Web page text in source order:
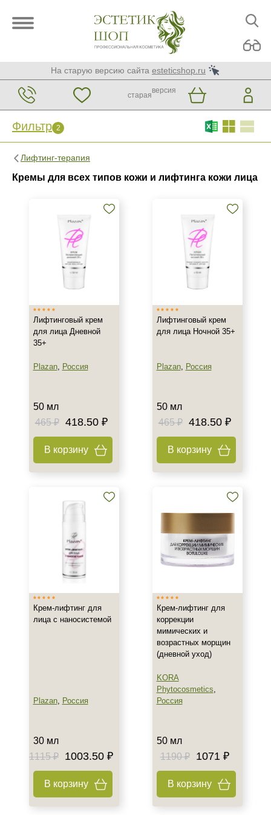
На старую версию сайта esteticshop.ru
старая
версия
Фильтр 2
Лифтинг-терапия
Кремы для всех типов кожи и лифтинга кожи лица
Фильтр 2 Сброс
Испания
Корея
Показать еще
Класс косметики
Все типы кожи
Нормальная
Показать еще
После 20
Действие
Матирование
Моделирование
Лифтинговый крем
для лица Дневной
35+
Plazan, Россия
50 мл
465 ₽
418.50 ₽
В корзину
Лифтинговый крем
для лица Ночной 35+
Plazan, Россия
50 мл
465 ₽
418.50 ₽
В корзину
Крем-лифтинг для
лица с наносистемой
Plazan, Россия
30 мл
1115 ₽
1003.50 ₽
В корзину
Крем-лифтинг для
коррекции
мимических и
возрастных морщин
(дневной уход)
KORA
Phytocosmetics,
Россия
50 мл
1190 ₽
1071 ₽
В корзину